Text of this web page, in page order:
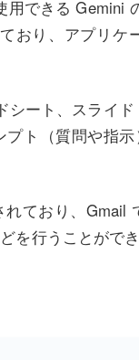
できる Gemini
おり、アプリケ
ート、スライド
ト（質問や指
ており、Gmail
を行うことができ